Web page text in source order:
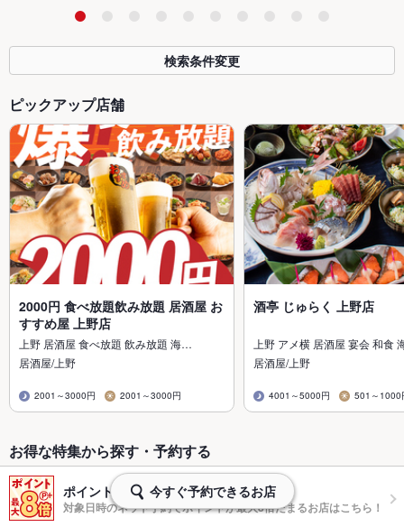
検索条件変更
ピックアップ店舗
2000円 食べ放題飲み放題 居酒屋 お
すすめ屋 上野店
上野 居酒屋 食べ放題 飲み放題 海…
居酒屋/上野
2001～3000円 2001～3000円
酒亭 じゅらく 上野店
上野 アメ横 居酒屋 宴会 和食
居酒屋/上野
4001～5000円 501～1000
お得な特集から探す・予約する
ポイントプラスで最大8倍
対象日時のネット予約でポイントが最大8倍たまるお店はこちら！
今すぐ予約できるお店